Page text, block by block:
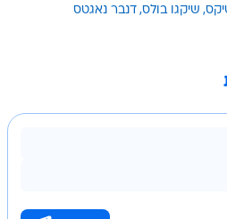
שיקגו בולס דנבר נאגטס